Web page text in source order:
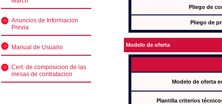
Anuncios de Informacion
Previa
Manual de Usuario
Cert. de composicion de las
mesas de contratacion
Pliego de
Pliego de
Modelo de oferta
Modelo de oferta
Plantilla criterios